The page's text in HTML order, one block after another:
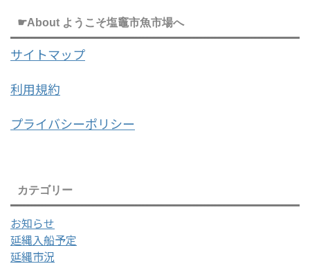
☛About ようこそ塩竈市魚市場へ
サイトマップ
利用規約
プライバシーポリシー
カテゴリー
お知らせ
延縄入船予定
延縄市況